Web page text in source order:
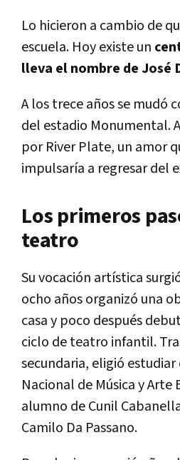
Lo hicieron a cambio de
escuela. Hoy existe un
lleva el nombre de José
A los trece años se mudó
del estadio Monumental.
por River Plate, un amor
impulsaría a regresar del
Los primeros
teatro
Su vocación artística
ocho años organizó una
casa y poco después
ciclo de teatro infantil.
secundaria, eligió
Nacional de Música y Arte
alumno de Cunil
Camilo Da Passano.